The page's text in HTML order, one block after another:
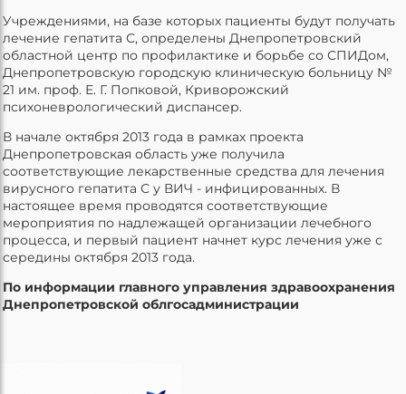
Учреждениями, на базе которых пациенты будут получать
лечение гепатита С, определены Днепропетровский
областной центр по профилактике и борьбе со СПИДом,
Днепропетровскую городскую клиническую больницу №
21 им. проф. Е. Г. Попковой, Криворожский
психоневрологический диспансер.
В начале октября 2013 года в рамках проекта
Днепропетровская область уже получила
соответствующие лекарственные средства для лечения
вирусного гепатита С у ВИЧ - инфицированных. В
настоящее время проводятся соответствующие
мероприятия по надлежащей организации лечебного
процесса, и первый пациент начнет курс лечения уже с
середины октября 2013 года.
По информации главного управления здравоохранения
Днепропетровской облгосадминистрации